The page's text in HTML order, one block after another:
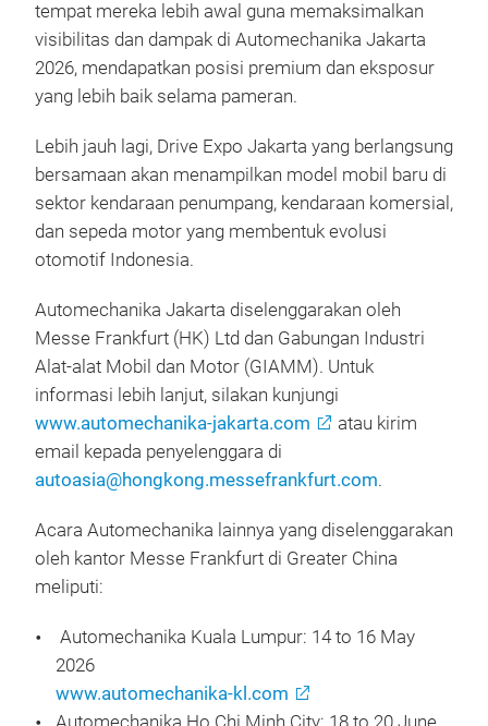
tempat mereka lebih awal guna memaksimalkan
visibilitas dan dampak di Automechanika Jakarta
2026, mendapatkan posisi premium dan eksposur
yang lebih baik selama pameran.
Lebih jauh lagi, Drive Expo Jakarta yang berlangsung
bersamaan akan menampilkan model mobil baru di
sektor kendaraan penumpang, kendaraan komersial,
dan sepeda motor yang membentuk evolusi
otomotif Indonesia.
Automechanika Jakarta diselenggarakan oleh
Messe Frankfurt (HK) Ltd dan Gabungan Industri
Alat-alat Mobil dan Motor (GIAMM). Untuk
informasi lebih lanjut, silakan kunjungi
www.automechanika-jakarta.com
atau kirim
email kepada penyelenggara di
autoasia@hongkong.messefrankfurt.com.
Acara Automechanika lainnya yang diselenggarakan
oleh kantor Messe Frankfurt di Greater China
meliputi:
Automechanika Kuala Lumpur: 14 to 16 May
2026
www.automechanika-kl.com